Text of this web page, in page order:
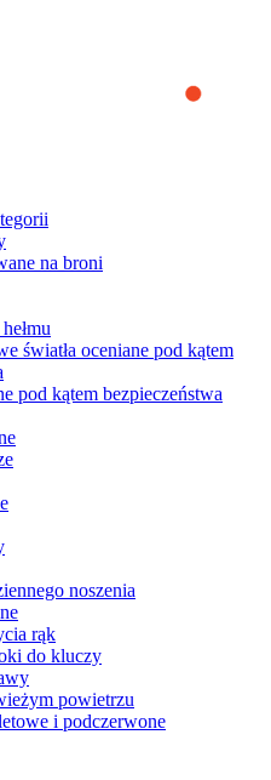
you the best experience
this website, you accept
how the website is used and
learn more or to find out how
our
na broni
światła oceniane pod kątem
pod kątem bezpieczeństwa
noszenia
rąk
do kluczy
powietrzu
i podczerwone